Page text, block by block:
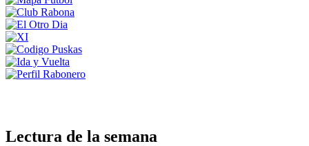
Lectura de la semana